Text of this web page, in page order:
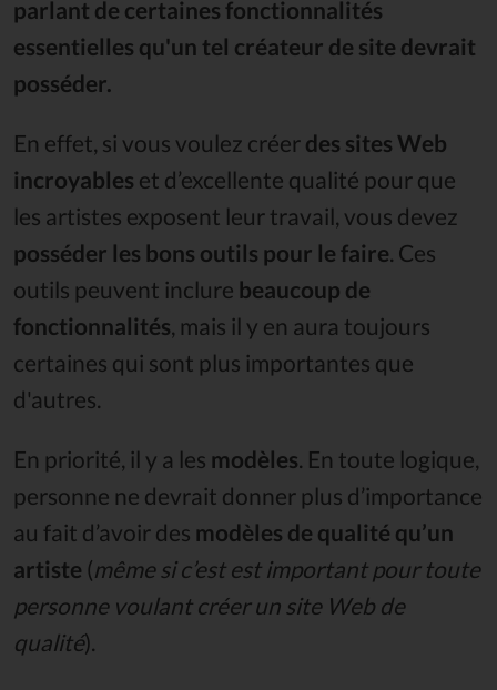
parlant de certaines fonctionnalités
essentielles qu'un tel créateur de site devrait
posséder.
En effet, si vous voulez créer des sites Web
incroyables et d’excellente qualité pour que
les artistes exposent leur travail, vous devez
posséder les bons outils pour le faire . Ces
outils peuvent inclure beaucoup de
fonctionnalités , mais il y en aura toujours
certaines qui sont plus importantes que
d'autres.
En priorité, il y a les modèles . En toute logique,
personne ne devrait donner plus d’importance
au fait d’avoir des modèles de qualité qu’un
artiste (même si c’est est important pour toute
personne voulant créer un site Web de
qualité).